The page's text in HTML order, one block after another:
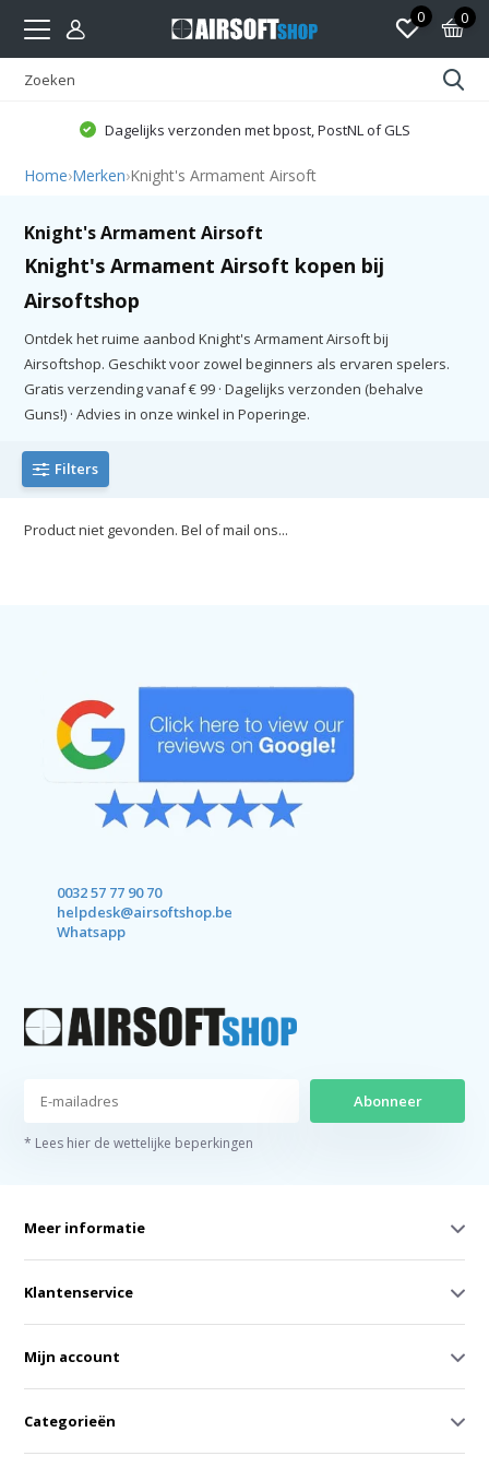
0 0
Dagelijks verzonden met bpost, PostNL of GLS
Home›Merken›Knight's Armament Airsoft
Knight's Armament Airsoft
Knight's Armament Airsoft kopen bij
Airsoftshop
Ontdek het ruime aanbod Knight's Armament Airsoft bij
Airsoftshop. Geschikt voor zowel beginners als ervaren spelers.
Gratis verzending vanaf € 99 · Dagelijks verzonden (behalve
Guns!) · Advies in onze winkel in Poperinge.
Filters
Product niet gevonden. Bel of mail ons...
0032 57 77 90 70
helpdesk@airsoftshop.be
Whatsapp
Abonneer
* Lees hier de wettelijke beperkingen
Meer informatie
Klantenservice
Mijn account
Categorieën